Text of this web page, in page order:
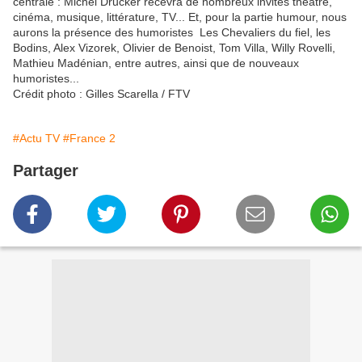
cinéma, musique, littérature, TV... Et, pour la partie humour, nous
aurons la présence des humoristes Les Chevaliers du fiel, les
Bodins, Alex Vizorek, Olivier de Benoist, Tom Villa, Willy Rovelli,
Mathieu Madénian, entre autres, ainsi que de nouveaux
humoristes...
Crédit photo : Gilles Scarella / FTV
#Actu TV #France 2
Partager